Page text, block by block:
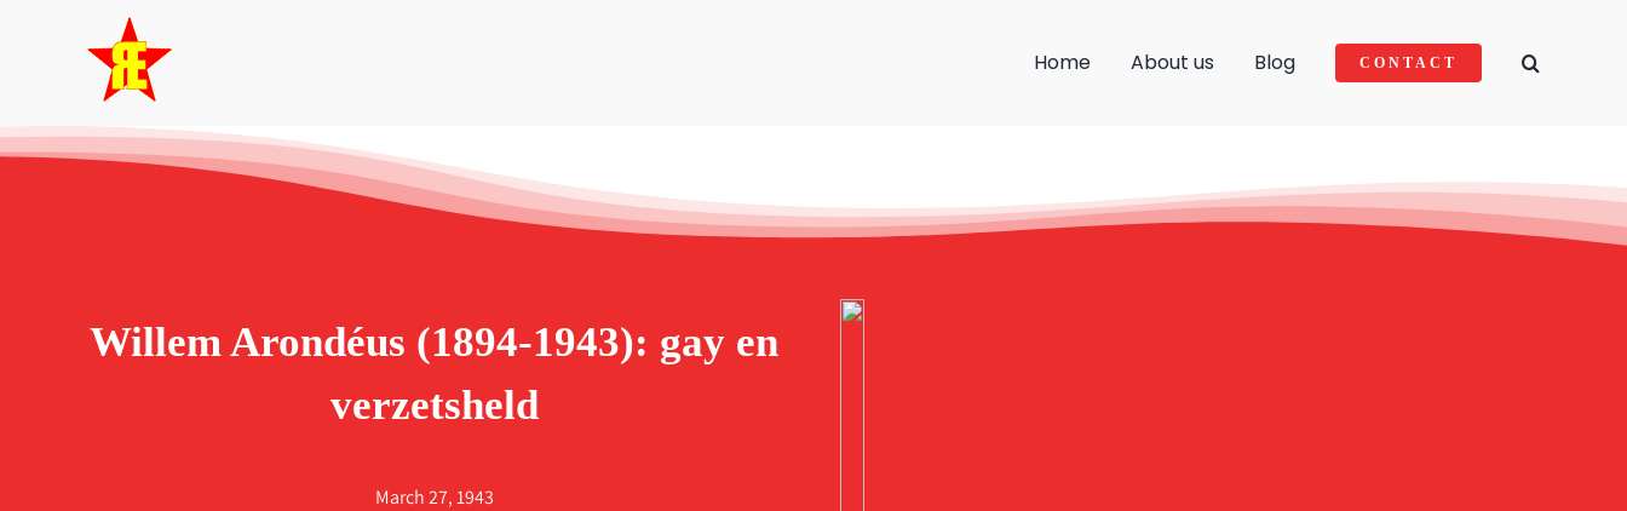
Home About us Blog CONTACT
Willem Arondéus (1894-1943): gay en
verzetsheld
March 27, 1943